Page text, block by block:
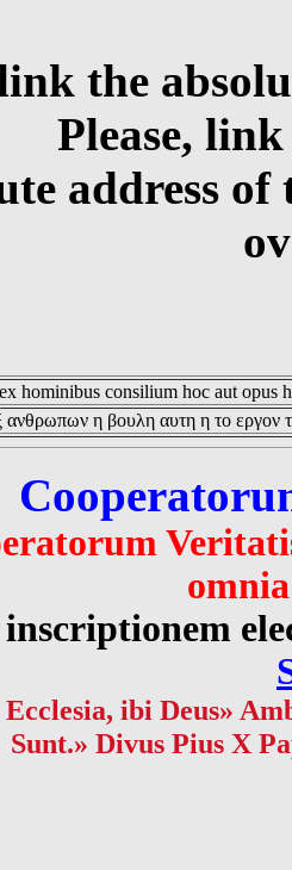
the
Please,
address
hominibus consilium hoc aut opus
ανθρωπων η βουλη αυτη η το εργον
inscriptionem
ibi Deus»
Sunt.» Divus Pius X